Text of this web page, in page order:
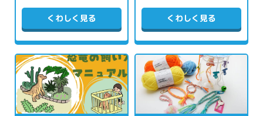
くわしく見る くわしく見る